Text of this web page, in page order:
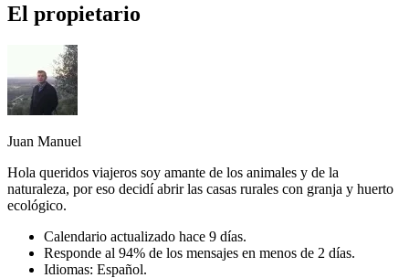
El propietario
Juan Manuel
Hola queridos viajeros soy amante de los animales y de la
naturaleza, por eso decidí abrir las casas rurales con granja y huerto
ecológico.
Calendario actualizado hace 9 días.
Responde al 94% de los mensajes en menos de 2 días.
Idiomas: Español.